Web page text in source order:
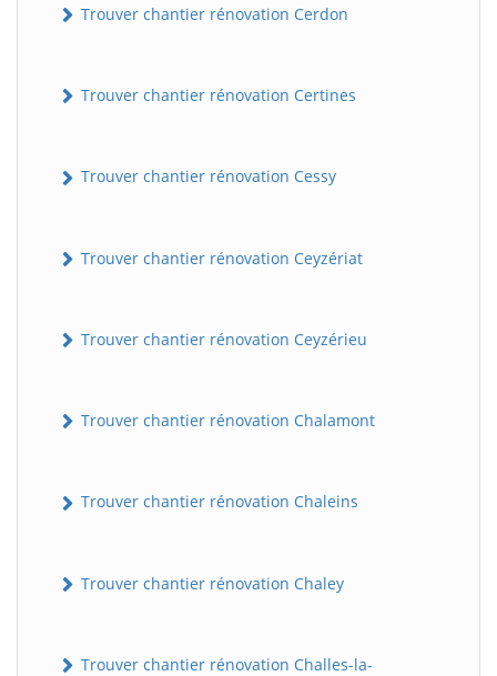
Trouver chantier rénovation Cerdon
Trouver chantier rénovation Certines
Trouver chantier rénovation Cessy
Trouver chantier rénovation Ceyzériat
Trouver chantier rénovation Ceyzérieu
Trouver chantier rénovation Chalamont
Trouver chantier rénovation Chaleins
Trouver chantier rénovation Chaley
Trouver chantier rénovation Challes-la-